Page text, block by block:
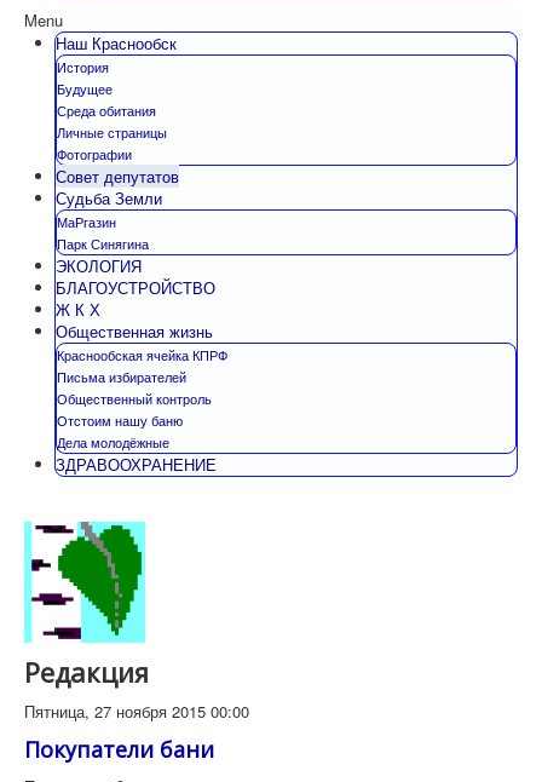
Menu
Наш Краснообск
История
Будущее
Среда обитания
Личные страницы
Фотографии
Совет депутатов
Судьба Земли
МаРгазин
Парк Синягина
ЭКОЛОГИЯ
БЛАГОУСТРОЙСТВО
Ж К Х
Общественная жизнь
Краснообская ячейка КПРФ
Письма избирателей
Общественный контроль
Отстоим нашу баню
Дела молодёжные
ЗДРАВООХРАНЕНИЕ
Редакция
Пятница, 27 ноября 2015 00:00
Покупатели бани